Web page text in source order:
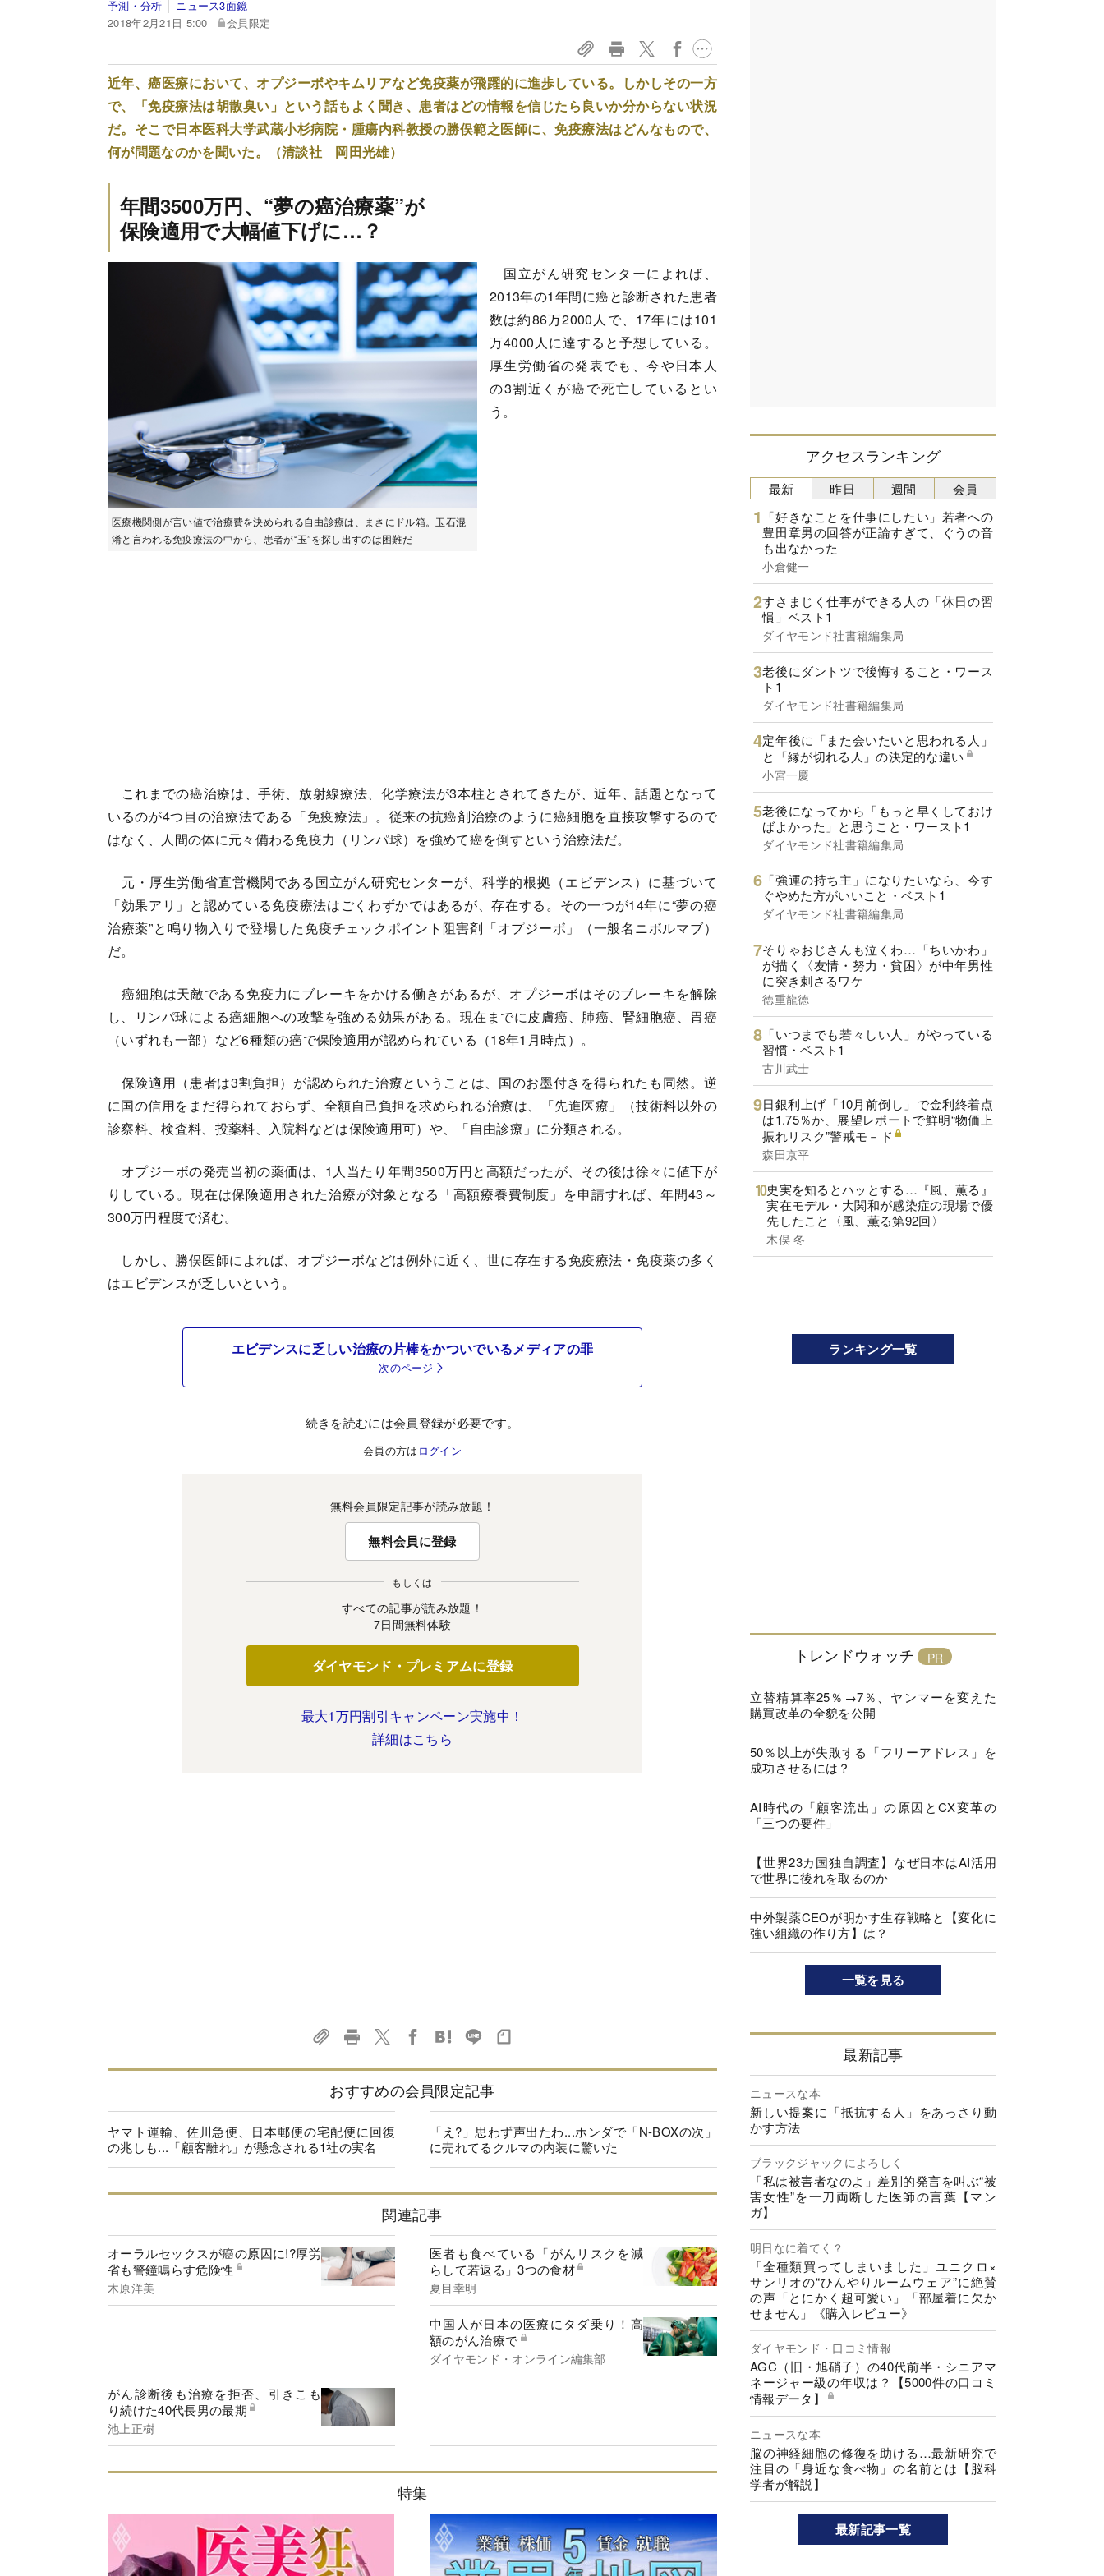
予測・分析
ニュース3面鏡
2018年2月21日 5:00
会員限定
近年、癌医療において、オプジーボやキムリアなど免疫薬が飛躍的に進歩している。しかしその一方
で、「免疫療法は胡散臭い」という話もよく聞き、患者はどの情報を信じたら良いか分からない状況
だ。そこで日本医科大学武蔵小杉病院・腫瘍内科教授の勝俣範之医師に、免疫療法はどんなもので、
何が問題なのかを聞いた。（清談社 岡田光雄）
年間3500万円、“夢の癌治療薬”が
保険適用で大幅値下げに…？
医療機関側が言い値で治療費を決められる自由診療は、まさにドル箱。玉石混
淆と言われる免疫療法の中から、患者が“玉”を探し出すのは困難だ
国立がん研究センターによれば、
2013年の1年間に癌と診断された患者
数は約86万2000人で、17年には101
万4000人に達すると予想している。
厚生労働省の発表でも、今や日本人
の3割近くが癌で死亡しているとい
う。
これまでの癌治療は、手術、放射線療法、化学療法が3本柱とされてきたが、近年、話題となって
いるのが4つ目の治療法である「免疫療法」。従来の抗癌剤治療のように癌細胞を直接攻撃するので
はなく、人間の体に元々備わる免疫力（リンパ球）を強めて癌を倒すという治療法だ。
元・厚生労働省直営機関である国立がん研究センターが、科学的根拠（エビデンス）に基づいて
「効果アリ」と認めている免疫療法はごくわずかではあるが、存在する。その一つが14年に“夢の癌
治療薬”と鳴り物入りで登場した免疫チェックポイント阻害剤「オプジーボ」（一般名ニボルマブ）
だ。
癌細胞は天敵である免疫力にブレーキをかける働きがあるが、オプジーボはそのブレーキを解除
し、リンパ球による癌細胞への攻撃を強める効果がある。現在までに皮膚癌、肺癌、腎細胞癌、胃癌
（いずれも一部）など6種類の癌で保険適用が認められている（18年1月時点）。
保険適用（患者は3割負担）が認められた治療ということは、国のお墨付きを得られたも同然。逆
に国の信用をまだ得られておらず、全額自己負担を求められる治療は、「先進医療」（技術料以外の
診察料、検査料、投薬料、入院料などは保険適用可）や、「自由診療」に分類される。
オプジーボの発売当初の薬価は、1人当たり年間3500万円と高額だったが、その後は徐々に値下が
りしている。現在は保険適用された治療が対象となる「高額療養費制度」を申請すれば、年間43～
300万円程度で済む。
しかし、勝俣医師によれば、オプジーボなどは例外に近く、世に存在する免疫療法・免疫薬の多く
はエビデンスが乏しいという。
エビデンスに乏しい治療の片棒をかついでいるメディアの罪
次のページ
続きを読むには会員登録が必要です。
会員の方は ログイン
無料会員限定記事が読み放題！
無料会員に登録
もしくは
すべての記事が読み放題！
7日間無料体験
ダイヤモンド・プレミアムに登録
最大1万円割引キャンペーン実施中！
詳細はこちら
おすすめの会員限定記事
ヤマト運輸、佐川急便、日本郵便の宅配便に回復
の兆しも...「顧客離れ」が懸念される1社の実名
「え?」思わず声出たわ...ホンダで「N-BOXの次」
に売れてるクルマの内装に驚いた
関連記事
オーラルセックスが癌の原因に!?厚労
省も警鐘鳴らす危険性
木原洋美
医者も食べている「がんリスクを減
らして若返る」3つの食材
夏目幸明
中国人が日本の医療にタダ乗り！高
額のがん治療で
ダイヤモンド・オンライン編集部
がん診断後も治療を拒否、引きこも
り続けた40代長男の最期
池上正樹
特集
アクセスランキング
最新
「好きなことを仕事にしたい」若者への
豊田章男の回答が正論すぎて、ぐうの音
も出なかった
小倉健一
すさまじく仕事ができる人の「休日の習
慣」ベスト1
ダイヤモンド社書籍編集局
老後にダントツで後悔すること・ワース
ト1
ダイヤモンド社書籍編集局
定年後に「また会いたいと思われる人」
と「縁が切れる人」の決定的な違い
小宮一慶
老後になってから「もっと早くしておけ
ばよかった」と思うこと・ワースト1
ダイヤモンド社書籍編集局
「強運の持ち主」になりたいなら、今す
ぐやめた方がいいこと・ベスト1
ダイヤモンド社書籍編集局
そりゃおじさんも泣くわ…「ちいかわ」
が描く〈友情・努力・貧困〉が中年男性
に突き刺さるワケ
徳重龍徳
「いつまでも若々しい人」がやっている
習慣・ベスト1
古川武士
日銀利上げ「10月前倒し」で金利終着点
は1.75％か、展望レポートで鮮明“物価上
振れリスク”警戒モ－ド
森田京平
史実を知るとハッとする…『風、薫る』
実在モデル・大関和が感染症の現場で優
先したこと〈風、薫る第92回〉
木俣 冬
昨日 週間 会員
ランキング一覧
トレンドウォッチ
立替精算率25％→7％、ヤンマーを変えた
購買改革の全貌を公開
50％以上が失敗する「フリーアドレス」を
成功させるには？
AI時代の「顧客流出」の原因とCX変革の
「三つの要件」
【世界23カ国独自調査】なぜ日本はAI活用
で世界に後れを取るのか
中外製薬CEOが明かす生存戦略と【変化に
強い組織の作り方】は？
一覧を見る
最新記事
ニュースな本
新しい提案に「抵抗する人」をあっさり動
かす方法
ブラックジャックによろしく
「私は被害者なのよ」差別的発言を叫ぶ“被
害女性”を一刀両断した医師の言葉【マン
ガ】
明日なに着てく？
「全種類買ってしまいました」ユニクロ×
サンリオの“ひんやりルームウェア”に絶賛
の声「とにかく超可愛い」「部屋着に欠か
せません」《購入レビュー》
ダイヤモンド・口コミ情報
AGC（旧・旭硝子）の40代前半・シニアマ
ネージャー級の年収は？【5000件の口コミ
情報データ】
ニュースな本
脳の神経細胞の修復を助ける…最新研究で
注目の「身近な食べ物」の名前とは【脳科
学者が解説】
最新記事一覧